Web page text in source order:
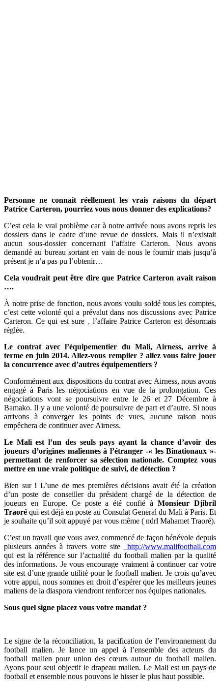
Personne ne connait réellement les vrais raisons du départ
Patrice Carteron, pourriez vous nous donner des explications?
C’est cela le vrai problème car à notre arrivée nous avons repris les
dossiers dans le cadre d’une revue de dossiers. Mais il n’existait
aucun sous-dossier concernant l’affaire Carteron. Nous avons
demandé au bureau sortant en vain de nous le fournir mais jusqu’à
présent je n’a pas pu l’obtenir…
Cela voudrait peut être dire que Patrice Carteron avait raison
….
À notre prise de fonction, nous avons voulu soldé tous les comptes,
c’est cette volonté qui a prévalut dans nos discussions avec Patrice
Carteron. Ce qui est sure , l’affaire Patrice Carteron est désormais
réglée.
Le contrat avec l’équipementier du Mali, Airness, arrive à
terme en juin 2014. Allez-vous rempiler ? allez vous faire jouer
la concurrence avec d’autres équipementiers ?
Conformément aux dispositions du contrat avec Airness, nous avons
engagé à Paris les négociations en vue de la prolongation. Ces
négociations vont se poursuivre entre le 26 et 27 Décembre à
Bamako. Il y a une volonté de poursuivre de part et d’autre. Si nous
arrivons à converger les points de vues, aucune raison nous
empêchera de continuer avec Airness.
Le Mali est l’un des seuls pays ayant la chance d’avoir des
joueurs d’origines maliennes à l’étranger -« les Binationaux »-
permettant de renforcer sa sélection nationale. Comptez vous
mettre en une vraie politique de suivi, de détection ?
Bien sur ! L’une de mes premières décisions avait été la création
d’un poste de conseiller du président chargé de la détection de
joueurs en Europe. Ce poste a été confié àMonsieur Djibril
Traoré qui est déjà en poste au Consulat General du Mali à Paris. Et
je souhaite qu’il soit appuyé par vous même ( ndrl Mahamet Traoré).
C’est un travail que vous avez commencé de façon bénévole depuis
plusieurs années à travers votre site
http://www.malifootball.com
qui est la référence sur l’actualité du football malien par la qualité
des informations. Je vous encourage vraiment à continuer car votre
site est d’une grande utilité pour le football malien. Je crois qu’avec
votre appui, nous sommes en droit d’espérer que les meilleurs jeunes
maliens de la diaspora viendront renforcer nos équipes nationales.
Sous quel signe placez vous votre mandat ?
Le signe de la réconciliation, la pacification de l’environnement du
football malien. Je lance un appel à l’ensemble des acteurs du
football malien pour union des cœurs autour du football malien.
Ayons pour seul objectif le drapeau malien. Le Mali est un pays de
football et ensemble nous pouvons le hisser le plus haut possible.